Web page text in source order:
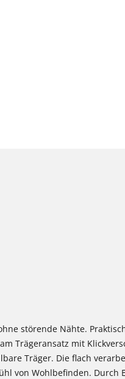
störende Nähte.
Trägeransatz mit
Träger. Die flach
von Wohlbefinden. Durch